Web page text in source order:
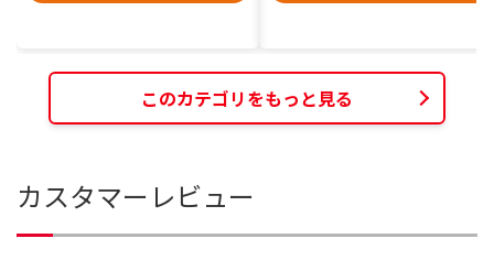
このカテゴリをもっと見る
カスタマーレビュー